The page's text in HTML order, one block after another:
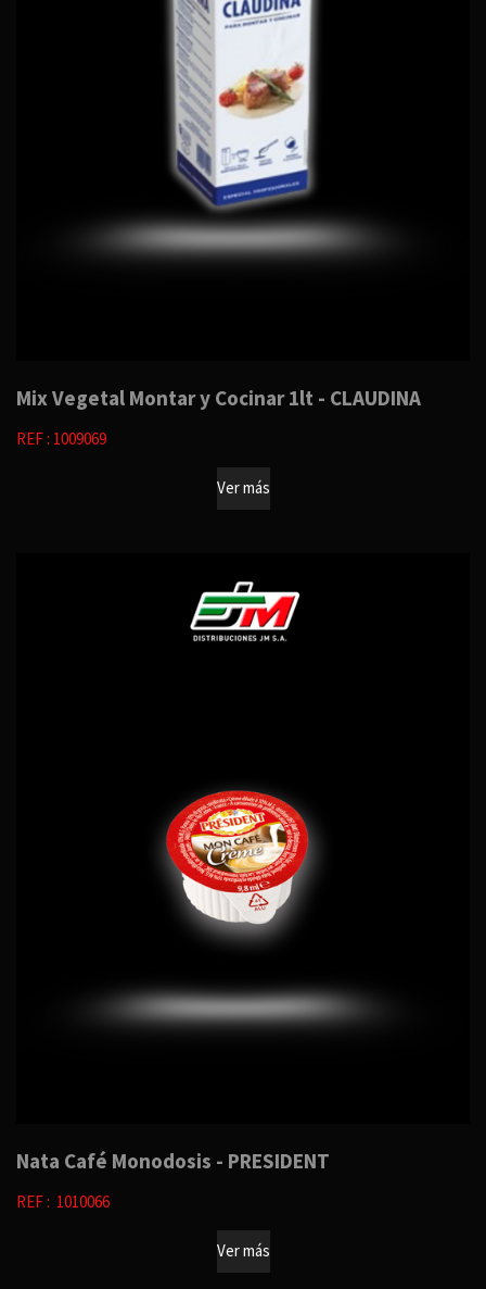
Mix Vegetal Montar y Cocinar 1lt - CLAUDINA
REF : 1009069
Ver más
Nata Café Monodosis - PRESIDENT
REF : 1010066
Ver más